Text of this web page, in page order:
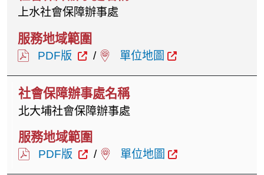
上水社會保障辦事處
PDF版 / 單位地圖
北大埔社會保障辦事處
PDF版 / 單位地圖